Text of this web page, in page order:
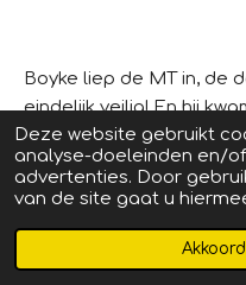
Deze website gebruikt
analyse-doeleinden en/
advertenties. Door
van de site gaat u
Akkoord
Boyke liep de MT in, de
eindelijk veilig!En hij
ondanks de drukke
Wat een opluchting
eigenaar en voor de
E-mailadres